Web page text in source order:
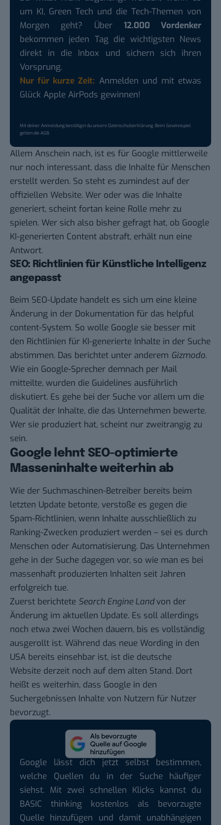
um KI, Green Tech und die Tech-Themen von
Morgen geht? Über 12.000 Vordenker
bekommen jeden Tag die wichtigsten News
direkt in die Inbox und sichern sich ihren
Vorsprung.
Nur für kurze Zeit: Anmelden und mit etwas
Glück Apple AirPods gewinnen!
Mit deiner Anmeldung bestätigst du unsereDatenschutzerklärung. Beim Gewinnspiel
gelten dieAGB.
Allem Anschein nach, ist es für Google mittlerweile
nur noch interessant, dass die Inhalte für Menschen
erstellt werden. So steht es zumindest auf der
offiziellen Website. Wer oder was die Inhalte
generiert, scheint fortan keine Rolle mehr zu
spielen. Wer sich also bisher gefragt hat, ob Google
KI-generierten Content abstraft, erhält nun eine
Antwort.
SEO: Richtlinien für Künstliche Intelligenz
angepasst
Beim SEO-Update handelt es sich um eine kleine
Änderung in der Dokumentation für das helpful
content-System. So wolle Google sie besser mit
den Richtlinien für KI-generierte Inhalte in der Suche
abstimmen. Das berichtet unter anderem Gizmodo.
Wie ein Google-Sprecher demnach per Mail
mitteilte, wurden die Guidelines ausführlich
diskutiert. Es gehe bei der Suche vor allem um die
Qualität der Inhalte, die das Unternehmen bewerte.
Wer sie produziert hat, scheint nur zweitrangig zu
sein.
Google lehnt SEO-optimierte
Masseninhalte weiterhin ab
Wie der Suchmaschinen-Betreiber bereits beim
letzten Update betonte, verstoße es gegen die
Spam-Richtlinien, wenn Inhalte ausschließlich zu
Ranking-Zwecken produziert werden – sei es durch
Menschen oder Automatisierung. Das Unternehmen
gehe in der Suche dagegen vor, so wie man es bei
massenhaft produzierten Inhalten seit Jahren
erfolgreich tue.
Zuerst berichtete Search Engine Landvon der
Änderung im aktuellen Update. Es soll allerdings
noch etwa zwei Wochen dauern, bis es vollständig
ausgerollt ist. Während das neue Wording in den
USA bereits einsehbar ist, ist die deutsche
Website derzeit noch auf dem alten Stand. Dort
heißt es weiterhin, dass Google in den
Suchergebnissen Inhalte von Nutzern für Nutzer
bevorzugt.
Google lässt dich jetzt selbst bestimmen,
welche Quellen du in der Suche häufiger
siehst. Mit zwei schnellen Klicks kannst du
BASIC thinking kostenlos als bevorzugte
Quelle hinzufügen und damit unabhängigen